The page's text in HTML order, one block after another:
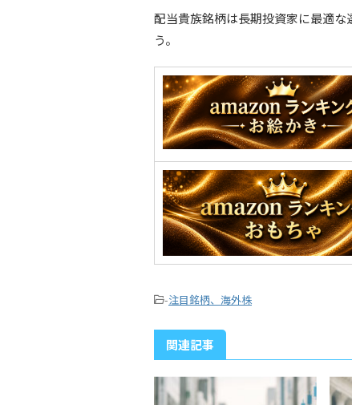
配当貴族銘柄は長期投資家に最適
う。
-注目銘柄、海外株
関連記事